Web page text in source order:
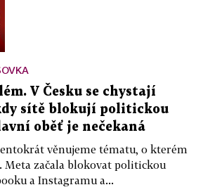
V Česku se chystají
sítě blokují politickou
oběť je nečekaná
věnujeme tématu, o kterém
Meta začala blokovat politickou
a Instagramu a...